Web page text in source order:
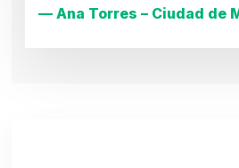
— Ana Torres – Ciudad de